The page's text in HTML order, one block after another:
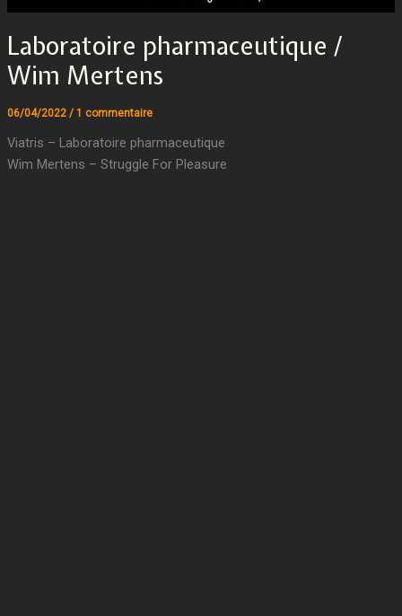
Laboratoire pharmaceutique /
Wim Mertens
06/04/2022 / 1 commentaire
Viatris – Laboratoire pharmaceutique
Wim Mertens – Struggle For Pleasure